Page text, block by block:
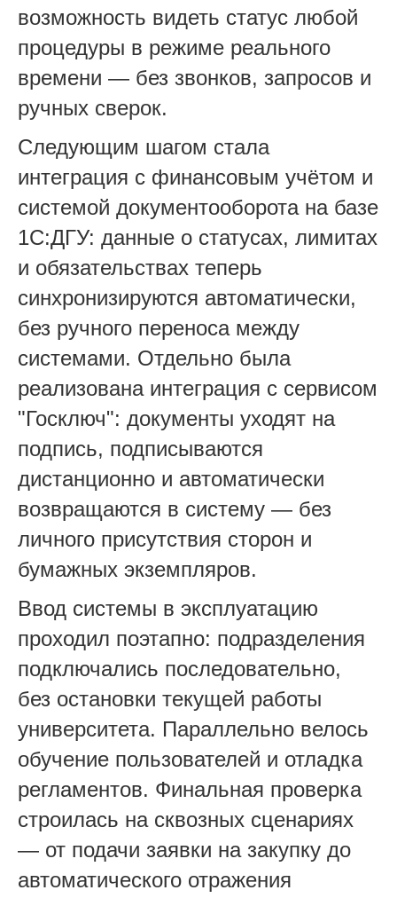
возможность видеть статус любой
процедуры в режиме реального
времени — без звонков, запросов и
ручных сверок.
Следующим шагом стала
интеграция с финансовым учётом и
системой документооборота на базе
1С:ДГУ: данные о статусах, лимитах
и обязательствах теперь
синхронизируются автоматически,
без ручного переноса между
системами. Отдельно была
реализована интеграция с сервисом
"Госключ": документы уходят на
подпись, подписываются
дистанционно и автоматически
возвращаются в систему — без
личного присутствия сторон и
бумажных экземпляров.
Ввод системы в эксплуатацию
проходил поэтапно: подразделения
подключались последовательно,
без остановки текущей работы
университета. Параллельно велось
обучение пользователей и отладка
регламентов. Финальная проверка
строилась на сквозных сценариях
— от подачи заявки на закупку до
автоматического отражения